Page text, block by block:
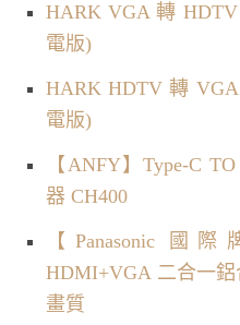
HARK VGA 轉
電版)
HARK HDTV 轉
電版)
【ANFY】Type-C
器 CH400
【Panasonic 國際
HDMI+VGA 二合一
畫質